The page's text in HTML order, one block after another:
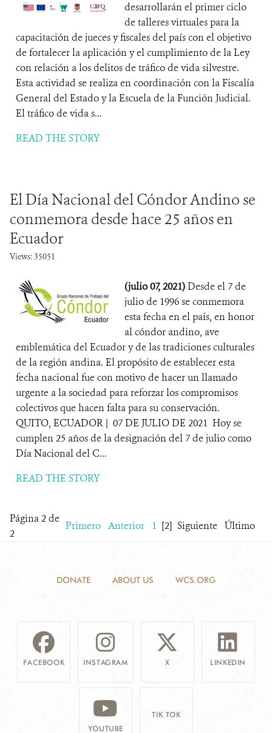
desarrollarán el primer ciclo
de talleres virtuales para la
capacitación de jueces y fiscales del país con el objetivo
de fortalecer la aplicación y el cumplimiento de la Ley
con relación a los delitos de tráfico de vida silvestre.
Esta actividad se realiza en coordinación con la Fiscalía
General del Estado y la Escuela de la Función Judicial.
El tráfico de vida s...
READ THE STORY
El Día Nacional del Cóndor Andino se
conmemora desde hace 25 años en
Ecuador
Views: 35051
(julio 07, 2021)Desde el 7 de
julio de 1996 se conmemora
esta fecha en el país, en honor
al cóndor andino, ave
emblemática del Ecuador y de las tradiciones culturales
de la región andina. El propósito de establecer esta
fecha nacional fue con motivo de hacer un llamado
urgente a la sociedad para reforzar los compromisos
colectivos que hacen falta para su conservación.
QUITO, ECUADOR | 07 DE JULIO DE 2021 Hoy se
cumplen 25 años de la designación del 7 de julio como
Día Nacional del C...
READ THE STORY
Página 2 de
2
Primero Anterior 1 [2] Siguiente Último
DONATE ABOUT US WCS.ORG
FACEBOOK INSTAGRAM X LINKEDIN
YOUTUBE
TIK TOK